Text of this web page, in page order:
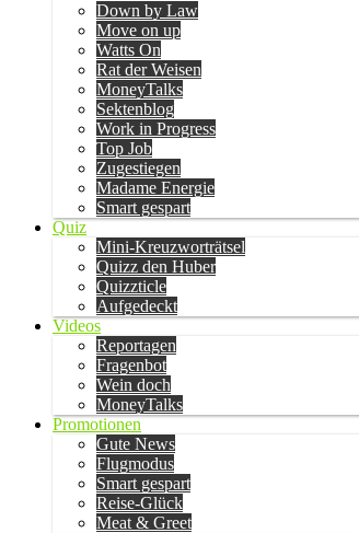
Down by Law
Move on up
Watts On
Rat der Weisen
MoneyTalks
Sektenblog
Work in Progress
Top Job
Zugestiegen
Madame Energie
Smart gespart
Quiz
Mini-Kreuzworträtsel
Quizz den Huber
Quizzticle
Aufgedeckt
Videos
Reportagen
Fragenbot
Wein doch
MoneyTalks
Promotionen
Gute News
Flugmodus
Smart gespart
Reise-Glück
Meat & Greet